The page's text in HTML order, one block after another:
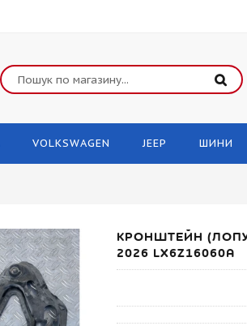
VOLKSWAGEN JEEP ШИНИ
КРОНШТЕЙН
2026 LX6Z16060A